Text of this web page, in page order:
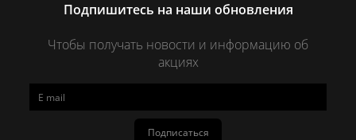
Подпишитесь на наши обновления
Чтобы получать новости и информацию об
акциях
Подписаться